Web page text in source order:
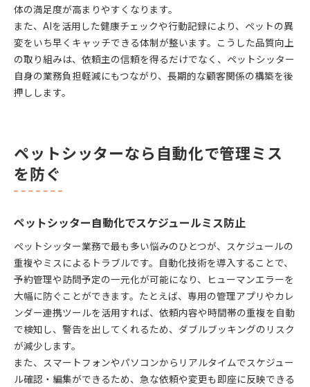
体の満足度が高まりやすくなります。
また、AIを活用した健康チェックや行動記録により、ペットの異
変をいち早くキャッチできる体制が整います。こうした品質向上
の取り組みは、依頼主の信頼を得るだけでなく、ペットシッター
自身の業務負担軽減にもつながり、長期的な顧客関係の構築を後
押しします。
ペットシッターなら自動化で管理ミス
を防ぐ
ペットシッター自動化でスケジュールミス防止
ペットシッター業務で最も多い悩みのひとつが、スケジュールの
重複やミスによるトラブルです。自動化技術を導入することで、
予約管理や訪問予定の一元化が可能になり、ヒューマンエラーを
大幅に防ぐことができます。たとえば、専用の管理アプリやカレ
ンダー連携ツールを活用すれば、依頼内容や時間帯の重複を自動
で検知し、警告を出してくれるため、ダブルブッキングのリスク
が減少します。
また、スマートフォンやパソコンからリアルタイムでスケジュー
ル確認・編集ができるため、急な依頼や変更も即座に反映できる